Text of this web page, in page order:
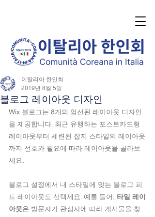
블로그 레이아웃 디자인
이탈리아 한인회
2019년 8월 5일
Wix 블로그는 8개의 엄선된 레이아웃 디자인
을 제공합니다. 최근 유행하는 포스트카드형
레이아웃부터 세련된 잡지 스타일의 레이아웃
까지 선호와 필요에 따라 레이아웃을 골라보
세요.
블로그 설정에서 내 스타일에 맞는 블로그 피
드 레이아웃도 선택세요. 예를 들어, 타일 레이
아웃은 방문자가 관심사에 따라 게시물을 찾